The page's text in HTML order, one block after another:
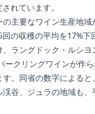
れています。
主要なワイン生産地
の収穫の平均を17%下
ラングドック・ルシヨ
ークリングワインが作
。同省の数字によると
谷、ジュラの地域も